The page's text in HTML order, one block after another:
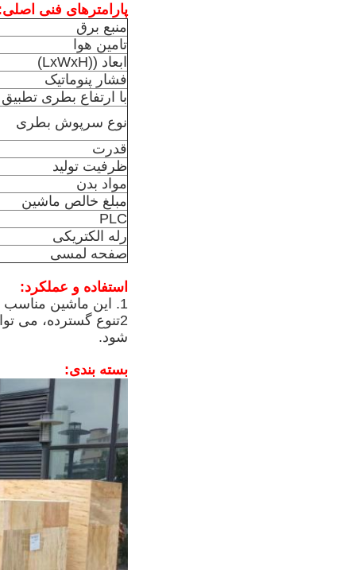
پارامترهای فنی
منبع برق
تامین هوا
ابعاد ((LxWxH)
فشار پنوماتیک
با ارتفاع بطری تطبیق
نوع سرپوش بطری
قدرت
ظرفیت تولید
مواد بدن
مبلغ خالص ماشین
PLC
رله الکتریکی
صفحه لمسی
استفاده و عملکرد:
1. این ماشین مناسب برای پوشش چرخش سریع، پوشش قفل، کاهش نیروی کار و بهبود ظرفیت تولید است.
2تنوع گسترده، می
شود.
بسته بندی: